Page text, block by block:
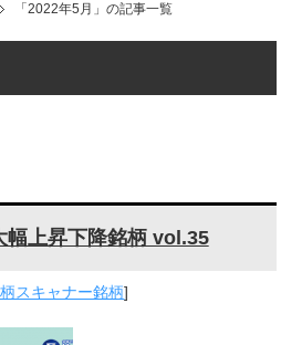
「2022年5月」の記事一覧
幅上昇下降銘柄 vol.35
スキャナー銘柄]